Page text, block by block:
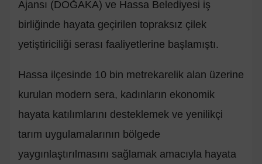
Ajansı (DOĞAKA) ve Hassa Belediyesi iş
birliğinde hayata geçirilen topraksız çilek
yetiştiriciliği serası faaliyetlerine başlamıştı.
Hassa ilçesinde 10 bin metrekarelik alan üzerine
kurulan modern sera, kadınların ekonomik
hayata katılımlarını desteklemek ve yenilikçi
tarım uygulamalarının bölgede
yaygınlaştırılmasını sağlamak amacıyla hayata